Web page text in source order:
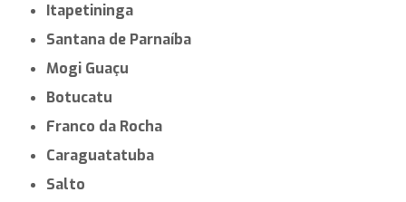
Itapetininga
Santana de Parnaíba
Mogi Guaçu
Botucatu
Franco da Rocha
Caraguatatuba
Salto